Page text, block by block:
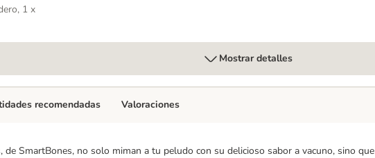
1 x
Mostrar detalles
de SmartBones, no solo miman a tu peludo con su delicioso sabor a vacuno, sino que
recomendadas Valoraciones